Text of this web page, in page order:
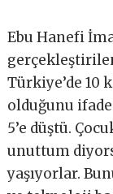
Ebu Hanefi
Türkiye’de 10
olduğunu
5’e düştü.
unuttum
yaşıyorlar.